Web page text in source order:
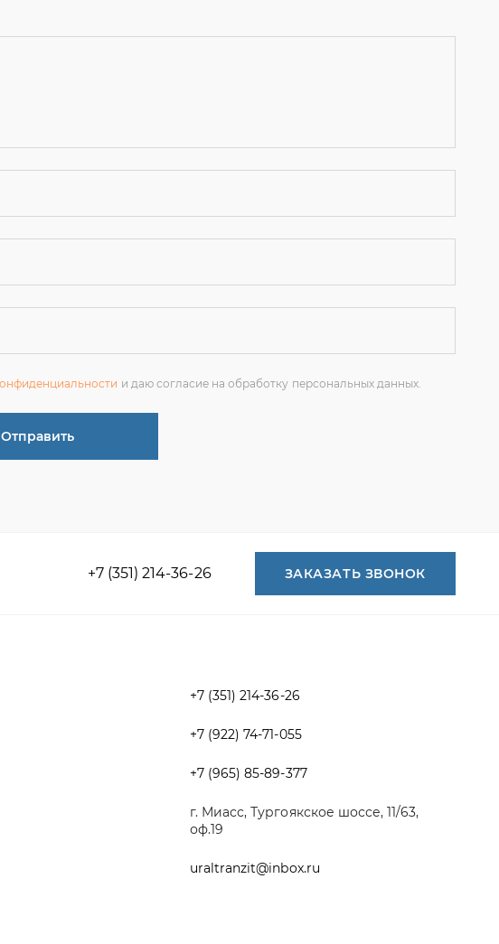
Отправить
+7 (351) 214-36-26
оф.19
uraltranzit@inbox.ru